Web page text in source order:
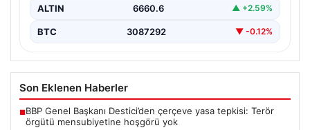
ALTIN 6660.6 ▲ +2.59%
BTC 3087292 ▼ -0.12%
Son Eklenen Haberler
■BBP Genel Başkanı Destici’den çerçeve yasa tepkisi: Terör
örgütü mensubiyetine hoşgörü yok